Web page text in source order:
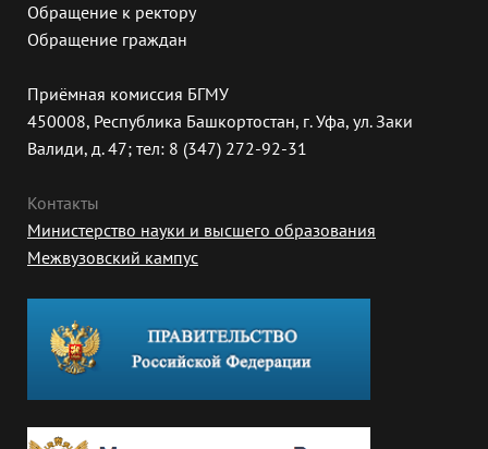
Обращение к ректору
Обращение граждан
Приёмная комиссия БГМУ
450008, Республика Башкортостан, г. Уфа, ул. Заки
Валиди, д. 47; тел: 8 (347) 272-92-31
Контакты
Министерство науки и высшего образования
Межвузовский кампус